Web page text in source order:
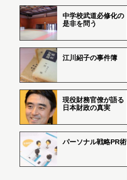
中学校武道必修化の
是非を問う
江川紹子の事件簿
現役財務官僚が語る
日本財政の真実
パーソナル戦略PR術